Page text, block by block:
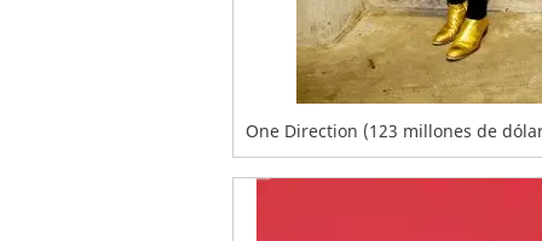
One Direction (123 millones de